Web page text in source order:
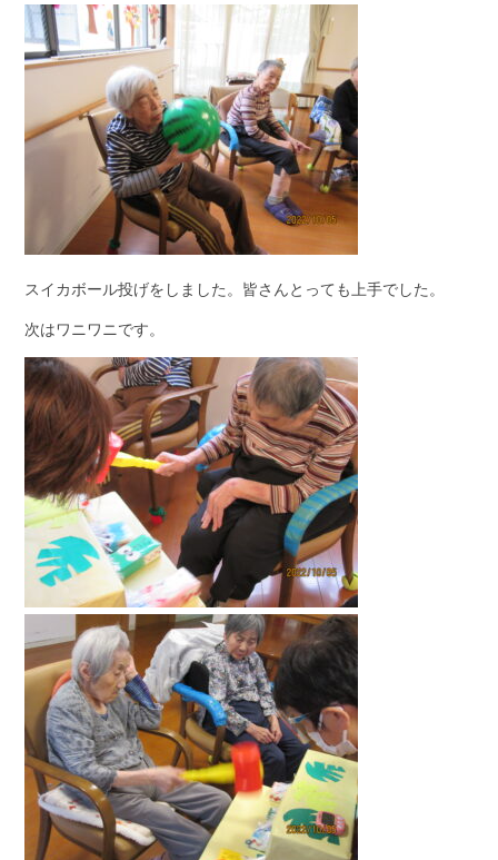
スイカボール投げをしました。皆さんとっても上手でした。
次はワニワニです。